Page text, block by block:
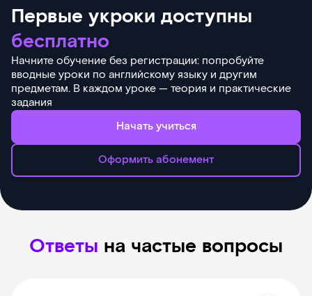
Первые укроки доступны
бесплатно
Начните обучение без регистрации: попробуйте
вводные уроки по английскому языку и другим
предметам. В каждом уроке — теория и практические
задания
Начать учиться
Оформить абонемент
Ответы на частые вопросы